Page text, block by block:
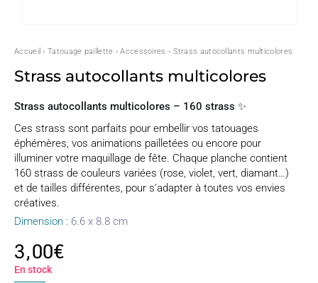
Accueil ›Tatouage paillette ›Accessoires › Strass autocollants multicolores
Strass autocollants multicolores
Strass autocollants multicolores – 160 strass ✨
Ces strass sont parfaits pour embellir vos tatouages
éphémères, vos animations pailletées ou encore pour
illuminer votre maquillage de fête. Chaque planche contient
160 strass de couleurs variées (rose, violet, vert, diamant…)
et de tailles différentes, pour s’adapter à toutes vos envies
créatives.
Dimension : 6.6 x 8.8 cm
3,00€
En stock